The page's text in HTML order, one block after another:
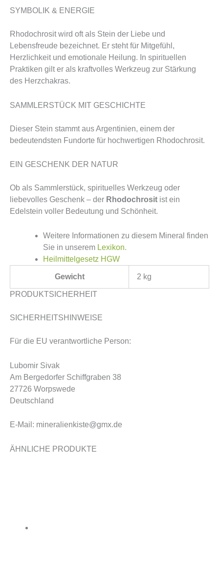
SYMBOLIK & ENERGIE
Rhodochrosit wird oft als Stein der Liebe und
Lebensfreude bezeichnet. Er steht für Mitgefühl,
Herzlichkeit und emotionale Heilung. In spirituellen
Praktiken gilt er als kraftvolles Werkzeug zur Stärkung
des Herzchakras.
SAMMLERSTÜCK MIT GESCHICHTE
Dieser Stein stammt aus Argentinien, einem der
bedeutendsten Fundorte für hochwertigen Rhodochrosit.
EIN GESCHENK DER NATUR
Ob als Sammlerstück, spirituelles Werkzeug oder
liebevolles Geschenk – der Rhodochrosit ist ein
Edelstein voller Bedeutung und Schönheit.
Weitere Informationen zu diesem Mineral finden
Sie in unserem Lexikon.
Heilmittelgesetz HGW
Gewicht 2 kg
PRODUKTSICHERHEIT
SICHERHEITSHINWEISE
Für die EU verantwortliche Person:
Lubomir Sivak
Am Bergedorfer Schiffgraben 38
27726 Worpswede
Deutschland
E-Mail: mineralienkiste@gmx.de
ÄHNLICHE PRODUKTE